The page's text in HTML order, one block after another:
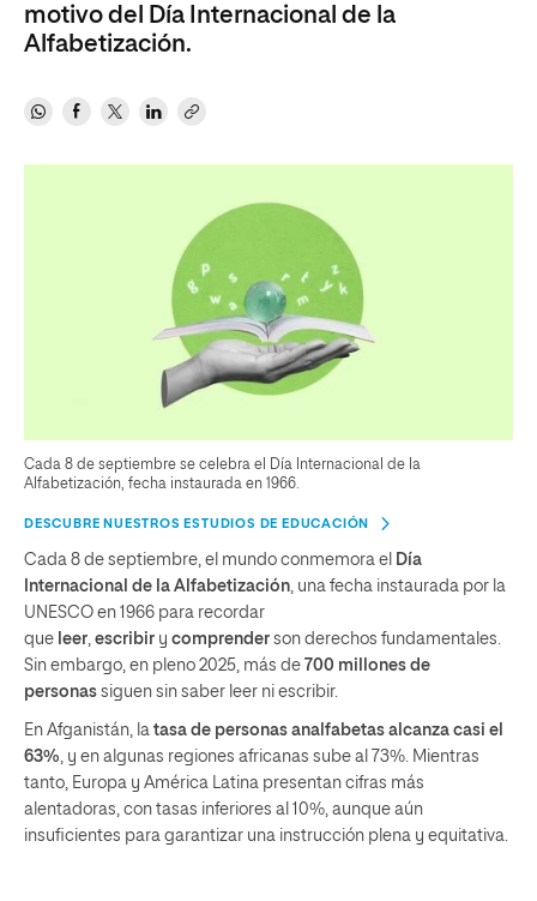
motivo del Día Internacional de la
Alfabetización.
Cada 8 de septiembre se celebra el Día Internacional de la
Alfabetización, fecha instaurada en 1966.
DESCUBRE NUESTROS ESTUDIOS DE EDUCACIÓN
Cada 8 de septiembre, el mundo conmemora el Día
Internacional de la Alfabetización , una fecha instaurada por la
UNESCO en 1966 para recordar
que leer escribir y comprender son derechos fundamentales.
Sin embargo, en pleno 2025, más de 700 millones de
personas siguen sin saber leer ni escribir.
En Afganistán, la tasa de personas analfabetas alcanza casi el
63% , y en algunas regiones africanas sube al 73%. Mientras
tanto, Europa y América Latina presentan cifras más
alentadoras, con tasas inferiores al 10%, aunque aún
insuficientes para garantizar una instrucción plena y equitativa.